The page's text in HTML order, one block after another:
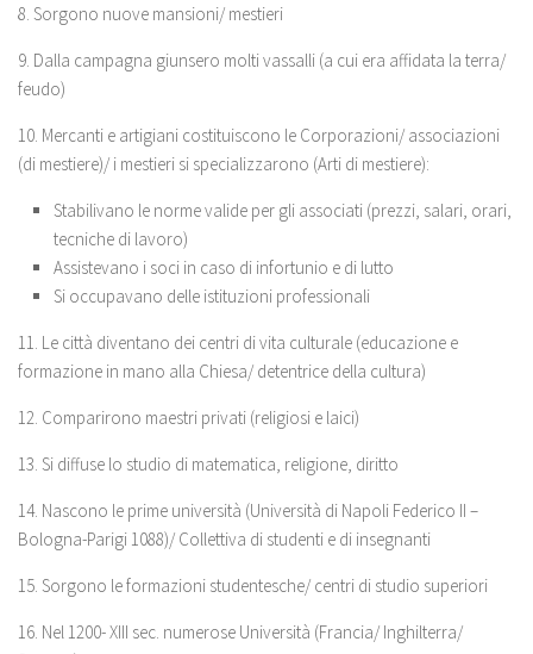
8. Sorgono nuove mansioni/ mestieri
9. Dalla campagna giunsero molti vassalli (a cui era affidata la terra/
feudo)
10. Mercanti e artigiani costituiscono le Corporazioni/ associazioni
(di mestiere)/ i mestieri si specializzarono (Arti di mestiere):
Stabilivano le norme valide per gli associati (prezzi, salari, orari,
tecniche di lavoro)
Assistevano i soci in caso di infortunio e di lutto
Si occupavano delle istituzioni professionali
11. Le città diventano dei centri di vita culturale (educazione e
formazione in mano alla Chiesa/ detentrice della cultura)
12. Comparirono maestri privati (religiosi e laici)
13. Si diffuse lo studio di matematica, religione, diritto
14. Nascono le prime università (Università di Napoli Federico II –
Bologna-Parigi 1088)/ Collettiva di studenti e di insegnanti
15. Sorgono le formazioni studentesche/ centri di studio superiori
16. Nel 1200- XIII sec. numerose Università (Francia/ Inghilterra/